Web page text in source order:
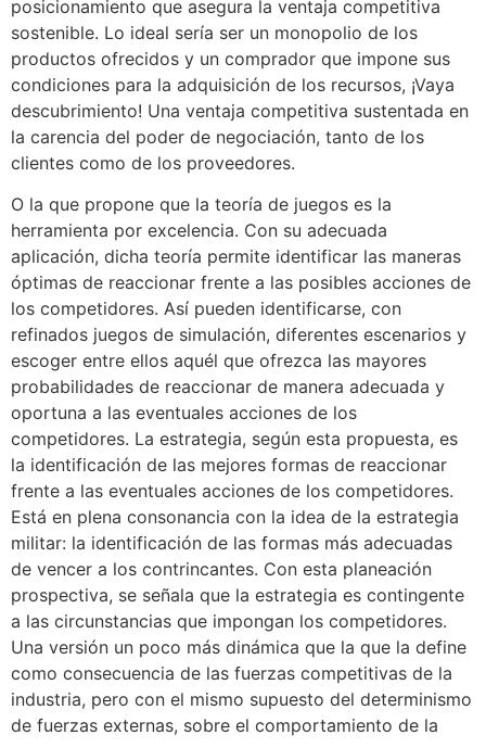
posicionamiento que asegura la ventaja competitiva
sostenible. Lo ideal sería ser un monopolio de los
productos ofrecidos y un comprador que impone sus
condiciones para la adquisición de los recursos, ¡Vaya
descubrimiento! Una ventaja competitiva sustentada en
la carencia del poder de negociación, tanto de los
clientes como de los proveedores.
O la que propone que la teoría de juegos es la
herramienta por excelencia. Con su adecuada
aplicación, dicha teoría permite identificar las maneras
óptimas de reaccionar frente a las posibles acciones de
los competidores. Así pueden identificarse, con
refinados juegos de simulación, diferentes escenarios y
escoger entre ellos aquél que ofrezca las mayores
probabilidades de reaccionar de manera adecuada y
oportuna a las eventuales acciones de los
competidores. La estrategia, según esta propuesta, es
la identificación de las mejores formas de reaccionar
frente a las eventuales acciones de los competidores.
Está en plena consonancia con la idea de la estrategia
militar: la identificación de las formas más adecuadas
de vencer a los contrincantes. Con esta planeación
prospectiva, se señala que la estrategia es contingente
a las circunstancias que impongan los competidores.
Una versión un poco más dinámica que la que la define
como consecuencia de las fuerzas competitivas de la
industria, pero con el mismo supuesto del determinismo
de fuerzas externas, sobre el comportamiento de la